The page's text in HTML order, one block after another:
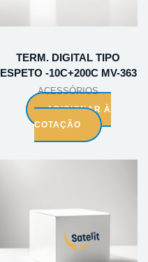
TERM. DIGITAL TIPO
ESPETO -10C+200C MV-363
ACESSÓRIOS
ADICIONAR À
COTAÇÃO